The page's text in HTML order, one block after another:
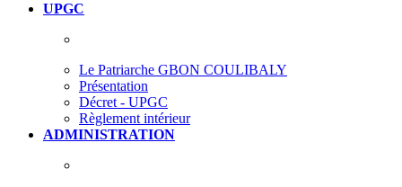
UPGC
Le Patriarche GBON COULIBALY
Présentation
Décret - UPGC
Règlement intérieur
ADMINISTRATION